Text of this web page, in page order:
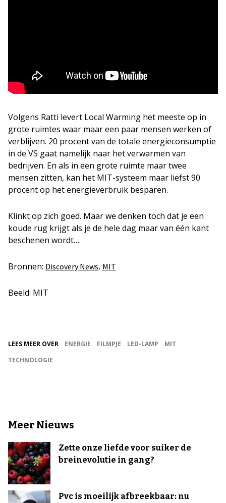
Volgens Ratti levert Local Warming het meeste op in
grote ruimtes waar maar een paar mensen werken of
verblijven. 20 procent van de totale energieconsumptie
in de VS gaat namelijk naar het verwarmen van
bedrijven. En als in een grote ruimte maar twee
mensen zitten, kan het MIT-systeem maar liefst 90
procent op het energieverbruik besparen.
Klinkt op zich goed. Maar we denken toch dat je een
koude rug krijgt als je de hele dag maar van één kant
beschenen wordt…
Bronnen: Discovery News, MIT
Beeld: MIT
LEES MEER OVER ENERGIE FILMPJE LED-LAMP
MIT
TECHNOLOGIE
Meer Nieuws
Zette onze liefde voor suiker de
breinevolutie in gang?
Pvc is moeilijk afbreekbaar: nu